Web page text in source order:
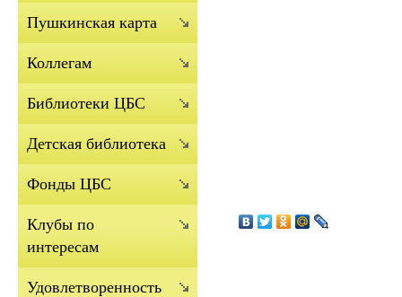
Пушкинская карта
Коллегам
Библиотеки ЦБС
Детская библиотека
Фонды ЦБС
Клубы по
интересам
Удовлетворенность